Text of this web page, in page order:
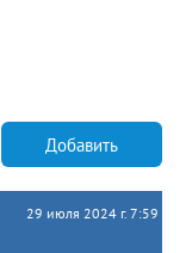
Добавить
29 июля 2024 г. 7:59